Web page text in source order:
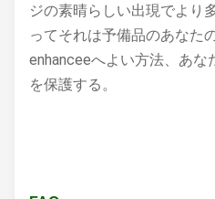
ジの素晴らしい出現でより
ってそれは予備品のあなた
enhanceeへよい方法、あな
を保護する。